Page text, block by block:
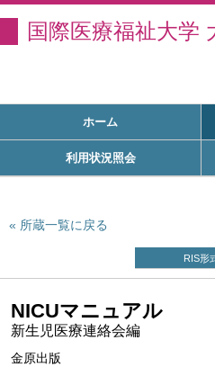
国際医療福祉大学
ホーム
利用状況照会
所蔵一覧に戻る
RIS形
NICUマニュアル
新生児医療連絡会編
金原出版